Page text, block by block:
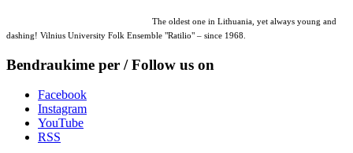
The oldest one in Lithuania, yet always young and
dashing! Vilnius University Folk Ensemble "Ratilio" – since 1968.
Bendraukime per / Follow us on
Facebook
Instagram
YouTube
RSS